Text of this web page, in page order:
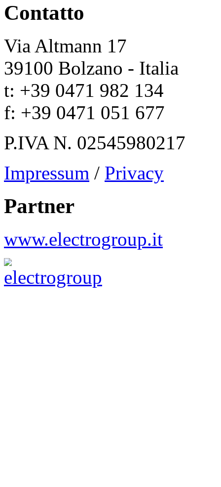
Contatto
Via Altmann 17
39100 Bolzano - Italia
t: +39 0471 982 134
f: +39 0471 051 677
P.IVA N. 02545980217
Impressum / Privacy
Partner
www.electrogroup.it